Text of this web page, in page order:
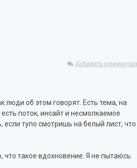
Добавить
люди об этом говорят. Есть тема, на
поток, инсайт и несмолкаемое
если тупо смотришь на белый лист, что
что такое вдохновение. Я не пытаюсь